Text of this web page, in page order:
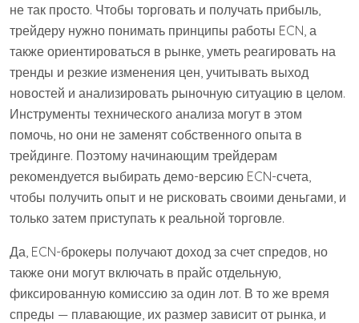
не так просто. Чтобы торговать и получать прибыль,
трейдеру нужно понимать принципы работы ECN, а
также ориентироваться в рынке, уметь реагировать на
тренды и резкие изменения цен, учитывать выход
новостей и анализировать рыночную ситуацию в целом.
Инструменты технического анализа могут в этом
помочь, но они не заменят собственного опыта в
трейдинге. Поэтому начинающим трейдерам
рекомендуется выбирать демо-версию ECN-счета,
чтобы получить опыт и не рисковать своими деньгами, и
только затем приступать к реальной торговле.
Да, ECN-брокеры получают доход за счет спредов, но
также они могут включать в прайс отдельную,
фиксированную комиссию за один лот. В то же время
спреды — плавающие, их размер зависит от рынка, и